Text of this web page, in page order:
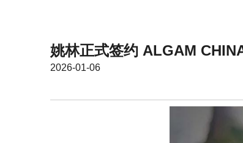
姚林正式签约 ALGAM
2026-01-06